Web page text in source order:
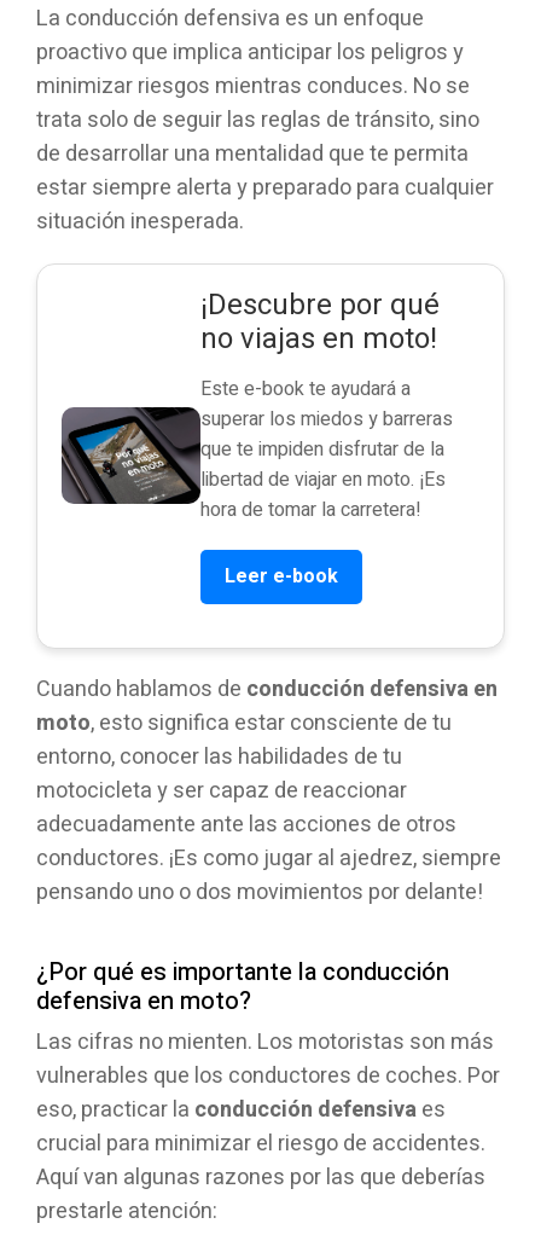
La conducción defensiva es un enfoque
proactivo que implica anticipar los peligros y
minimizar riesgos mientras conduces. No se
trata solo de seguir las reglas de tránsito, sino
de desarrollar una mentalidad que te permita
estar siempre alerta y preparado para cualquier
situación inesperada.
¡Descubre por qué
no viajas en moto!
Este e-book te ayudará a
superar los miedos y barreras
que te impiden disfrutar de la
libertad de viajar en moto. ¡Es
hora de tomar la carretera!
Leer e-book
Cuando hablamos de conducción defensiva en
moto, esto significa estar consciente de tu
entorno, conocer las habilidades de tu
motocicleta y ser capaz de reaccionar
adecuadamente ante las acciones de otros
conductores. ¡Es como jugar al ajedrez, siempre
pensando uno o dos movimientos por delante!
¿Por qué es importante la conducción
defensiva en moto?
Las cifras no mienten. Los motoristas son más
vulnerables que los conductores de coches. Por
eso, practicar la conducción defensivaes
crucial para minimizar el riesgo de accidentes.
Aquí van algunas razones por las que deberías
prestarle atención: